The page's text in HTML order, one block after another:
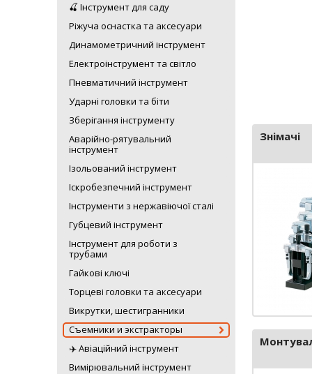
Знімачі
🍒 Інструмент для саду
Ріжуча оснастка та аксесуари
Динамометричний інструмент
Електроінструмент та світло
Пневматичний інструмент
Ударні головки та біти
Зберігання інструменту
Аварійно-рятувальний
інструмент
Ізольований інструмент
Іскробезпечний інструмент
Інструменти з нержавіючої сталі
Губцевий інструмент
Інструмент для роботи з
трубами
Гайкові ключі
Торцеві головки та аксесуари
Викрутки, шестигранники
Съемники и экстракторы
✈️ Авіаційний інструмент
Вимірювальний інструмент